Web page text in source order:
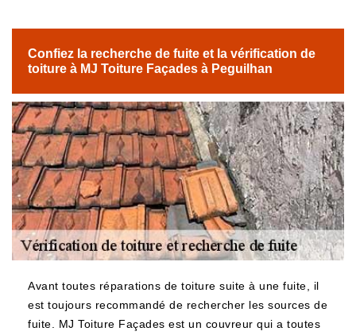
Confiez la recherche de fuite et la vérification de
toiture à MJ Toiture Façades à Peguilhan
Avant toutes réparations de toiture suite à une fuite, il
est toujours recommandé de rechercher les sources de
fuite. MJ Toiture Façades est un couvreur qui a toutes